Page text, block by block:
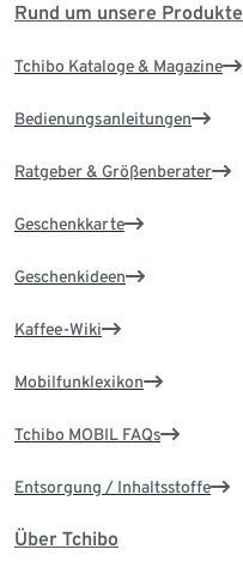
Rund um unsere Produkte
Tchibo Kataloge & Magazine
Bedienungsanleitungen
Ratgeber & Größenberater
Geschenkkarte
Geschenkideen
Kaffee-Wiki
Mobilfunklexikon
Tchibo MOBIL FAQs
Entsorgung / Inhaltsstoffe
Über Tchibo